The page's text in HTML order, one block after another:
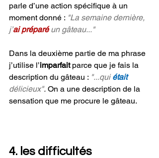
parle d’une action spécifique à un
moment donné : "La semaine dernière,
j’ai préparé un gâteau..."
Dans la deuxième partie de ma phrase
j’utilise l’imparfait parce que je fais la
description du gâteau : "...qui était
délicieux". On a une description de la
sensation que me procure le gâteau.
4. les difficultés